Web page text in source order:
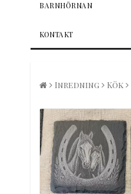
BARNHÖRNAN
KONTAKT
Inredning Kök